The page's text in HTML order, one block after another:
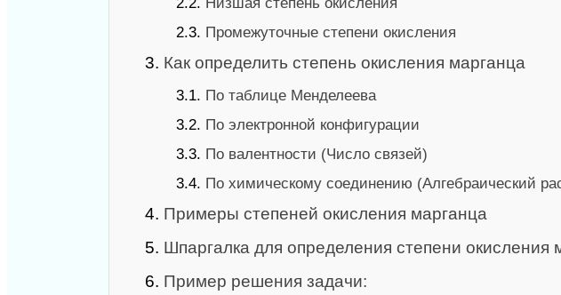
2.3. Промежуточные степени окисления
3. Как определить степень окисления марганца
3.1. По таблице Менделеева
3.2. По электронной конфигурации
3.3. По валентности (Число связей)
3.4. По химическому соединению (Алгебраический
4. Примеры степеней окисления марганца
5. Шпаргалка для определения степени окисления
6. Пример решения задачи: